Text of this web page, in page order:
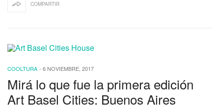
COMPARTIR
COOLTURA - 6 NOVIEMBRE, 2017
Mirá lo que fue la primera edición
Art Basel Cities: Buenos Aires